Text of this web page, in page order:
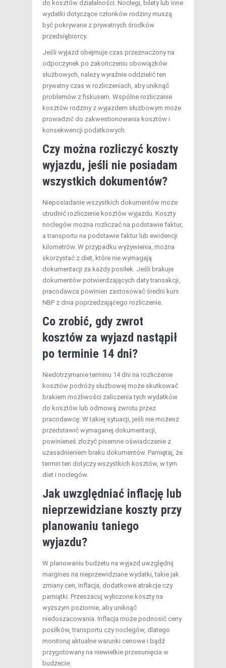
do kosztów działalności. Noclegi, bilety lub inne
wydatki dotyczące członków rodziny muszą
być pokrywane z prywatnych środków
przedsiębiorcy.
Jeśli wyjazd obejmuje czas przeznaczony na
odpoczynek po zakończeniu obowiązków
służbowych, należy wyraźnie oddzielić ten
prywatny czas w rozliczeniach, aby uniknąć
problemów z fiskusem. Wspólne rozliczanie
kosztów rodziny z wyjazdem służbowym może
prowadzić do zakwestionowania kosztów i
konsekwencji podatkowych.
Czy można rozliczyć koszty
wyjazdu, jeśli nie posiadam
wszystkich dokumentów?
Nieposiadanie wszystkich dokumentów może
utrudnić rozliczenie kosztów wyjazdu. Koszty
noclegów można rozliczać na podstawie faktur,
a transportu na podstawie faktur lub ewidencji
kilometrów. W przypadku wyżywienia, można
skorzystać z diet, które nie wymagają
dokumentacji za każdy posiłek. Jeśli brakuje
dokumentów potwierdzających daty transakcji,
pracodawca powinien zastosować średni kurs
NBP z dnia poprzedzającego rozliczenie.
Co zrobić, gdy zwrot
kosztów za wyjazd nastąpił
po terminie 14 dni?
Niedotrzymanie terminu 14 dni na rozliczenie
kosztów podróży służbowej może skutkować
brakiem możliwości zaliczenia tych wydatków
do kosztów lub odmową zwrotu przez
pracodawcę. W takiej sytuacji, jeśli nie możesz
przedstawić wymaganej dokumentacji,
powinieneś złożyć pisemne oświadczenie z
uzasadnieniem braku dokumentów. Pamiętaj, że
termin ten dotyczy wszystkich kosztów, w tym
diet i noclegów.
Jak uwzględniać inflację lub
nieprzewidziane koszty przy
planowaniu taniego
wyjazdu?
W planowaniu budżetu na wyjazd uwzględnij
margines na nieprzewidziane wydatki, takie jak
zmiany cen, inflacja, dodatkowe atrakcje czy
pamiątki. Przeszacuj wyliczone koszty na
wyższym poziomie, aby uniknąć
niedoszacowania. Inflacja może podnosić ceny
posiłków, transportu czy noclegów, dlatego
monitoruj aktualne warunki cenowe i bądź
przygotowany na niewielkie przesunięcia w
budżecie.